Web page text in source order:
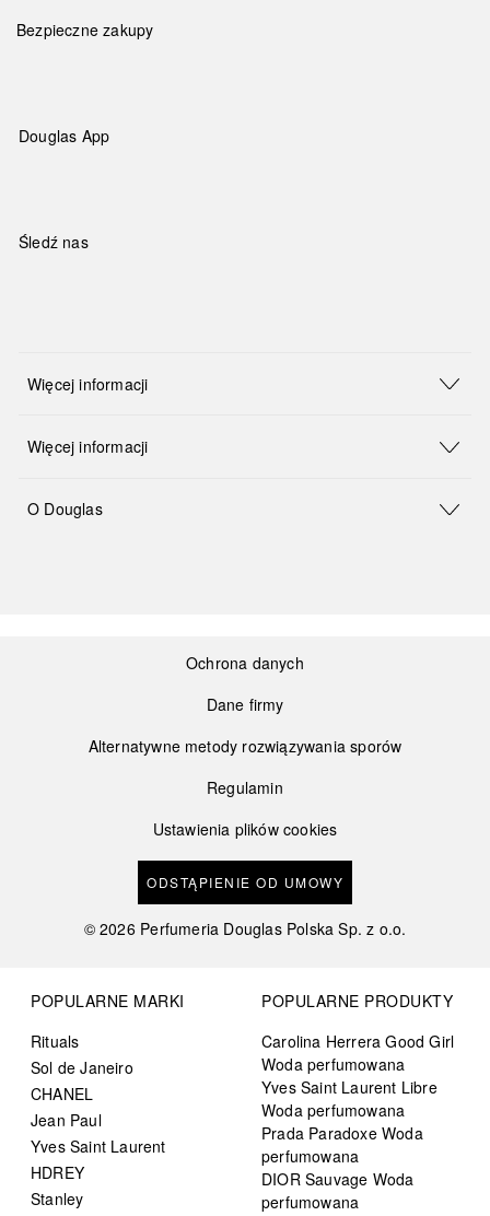
Bezpieczne zakupy
Douglas App
Śledź nas
Więcej informacji
Więcej informacji
O Douglas
Ochrona danych
Dane firmy
Alternatywne metody rozwiązywania sporów
Regulamin
Ustawienia plików cookies
ODSTĄPIENIE OD UMOWY
©2026 Perfumeria Douglas Polska Sp. z o.o.
POPULARNE MARKI
Rituals
Sol de Janeiro
CHANEL
Jean Paul
Yves Saint Laurent
HDREY
Stanley
POPULARNE PRODUKTY
Carolina Herrera Good Girl
Woda perfumowana
Yves Saint Laurent Libre
Woda perfumowana
Prada Paradoxe Woda
perfumowana
DIOR Sauvage Woda
perfumowana